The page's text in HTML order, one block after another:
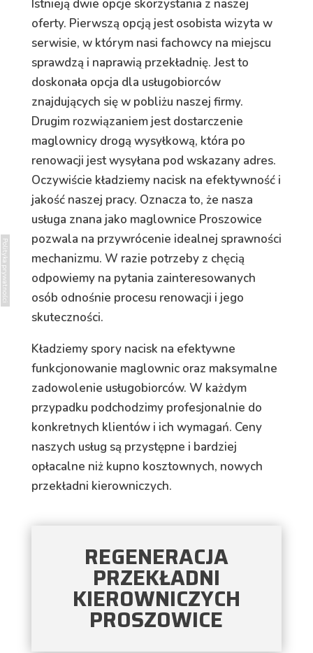
Istnieją dwie opcje skorzystania z naszej
oferty. Pierwszą opcją jest osobista wizyta w
serwisie, w którym nasi fachowcy na miejscu
sprawdzą i naprawią przekładnię. Jest to
doskonała opcja dla usługobiorców
znajdujących się w pobliżu naszej firmy.
Drugim rozwiązaniem jest dostarczenie
maglownicy drogą wysyłkową, która po
renowacji jest wysyłana pod wskazany adres.
Oczywiście kładziemy nacisk na efektywność i
jakość naszej pracy. Oznacza to, że nasza
usługa znana jako maglownice Proszowice
pozwala na przywrócenie idealnej sprawności
mechanizmu. W razie potrzeby z chęcią
odpowiemy na pytania zainteresowanych
osób odnośnie procesu renowacji i jego
skuteczności.
Kładziemy spory nacisk na efektywne
funkcjonowanie maglownic oraz maksymalne
zadowolenie usługobiorców. W każdym
przypadku podchodzimy profesjonalnie do
konkretnych klientów i ich wymagań. Ceny
naszych usług są przystępne i bardziej
opłacalne niż kupno kosztownych, nowych
przekładni kierowniczych.
REGENERACJA
PRZEKŁADNI
KIEROWNICZYCH
PROSZOWICE
Polityka prywatności